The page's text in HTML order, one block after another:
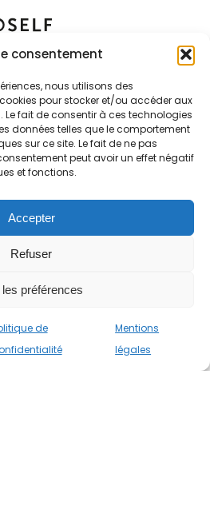
consentement
nous utilisons des
pour stocker et/ou accéder aux
fait de consentir à ces technologies
données telles que le comportement
sur ce site. Le fait de ne pas
peut avoir un effet négatif
et fonctions.
Accepter
Refuser
les préférences
de
Mentions
légales
d’accès